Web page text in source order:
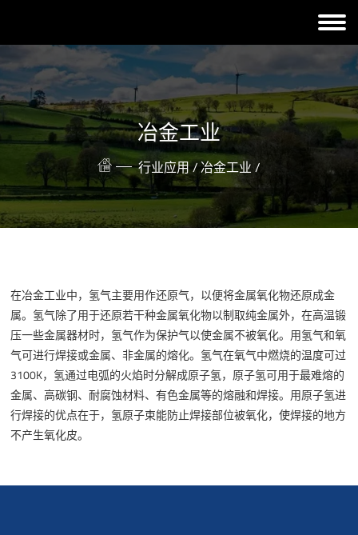
冶金工业
行业应用 /冶金工业 /
在冶金工业中，氢气主要用作还原气，以便将金属氧化物还原成金
属。氢气除了用于还原若干种金属氧化物以制取纯金属外，在高温锻
压一些金属器材时，氢气作为保护气以使金属不被氧化。用氢气和氧
气可进行焊接或金属、非金属的熔化。氢气在氧气中燃烧的温度可过
3100K，氢通过电弧的火焰时分解成原子氢，原子氢可用于最难熔的
金属、高碳钢、耐腐蚀材料、有色金属等的熔融和焊接。用原子氢进
行焊接的优点在于，氢原子束能防止焊接部位被氧化，使焊接的地方
不产生氧化皮。